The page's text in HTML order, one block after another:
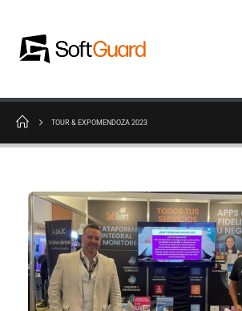
TOUR & EXPOMENDOZA 2023